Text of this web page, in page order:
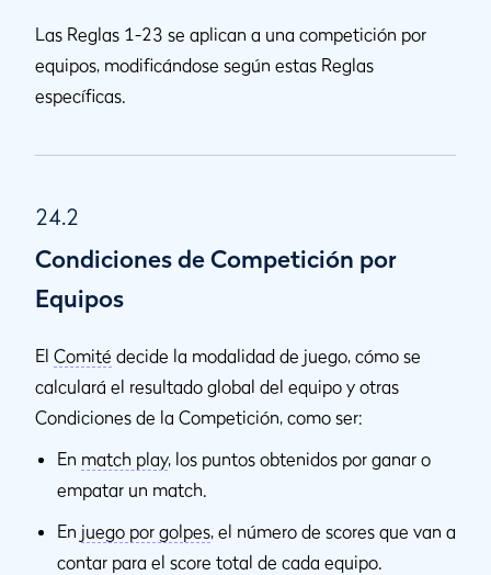
Las Reglas 1-23 se aplican a una competición por
equipos, modificándose según estas Reglas
específicas.
24.2
Condiciones de Competición por
Equipos
El Comité decide la modalidad de juego, cómo se
calculará el resultado global del equipo y otras
Condiciones de la Competición, como ser:
En match play, los puntos obtenidos por ganar o
empatar un match.
En juego por golpes, el número de scores que van a
contar para el score total de cada equipo.